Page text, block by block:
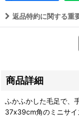
返品特約に関する重
商品詳細
ふかふかした毛足で、
37x39cm角のミニサイ